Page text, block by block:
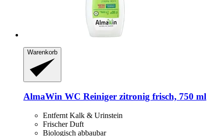
Warenkorb
AlmaWin WC Reiniger zitronig frisch, 750 ml
Entfernt Kalk & Urinstein
Frischer Duft
Biologisch abbaubar